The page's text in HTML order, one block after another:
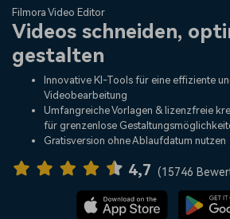
Dienstprogramme
Business
Überblick
Lösungen
Über uns
Presseraum
Support
Produkte
Plattformen
Funktionen
Assets
KI
Video/Foto
Audio
Lösungen
Soziale Medien
Marketing & Business
Lifestyle & Spaß
Ressourcen
Video-Prompts
Über 100 heiße Video-
Hilfe-Center
Erste Schritte
Filmora Video Editor
Videos schneiden,
gestalten
Innovative KI-Tools für eine effiziente
Videobearbeitung
Umfangreiche Vorlagen & lizenzfreie
für grenzenlose
Gratisversion ohne Ablaufdatum nutzen
4,7 (15746